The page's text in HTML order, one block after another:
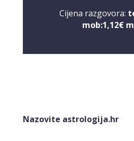
Cijena razgovora:
mob:1,12€
Nazovite astrologija.hr